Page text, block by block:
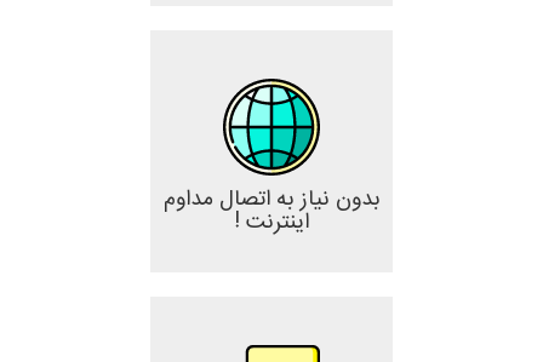
بدون نیاز به اتصال مداوم
اینترنت !